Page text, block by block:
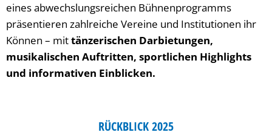
eines abwechslungsreichen Bühnenprogramms
präsentieren zahlreiche Vereine und Institutionen ihr
Können – mittänzerischen Darbietungen,
musikalischen Auftritten, sportlichen Highlights
und informativen Einblicken.
RÜCKBLICK 2025